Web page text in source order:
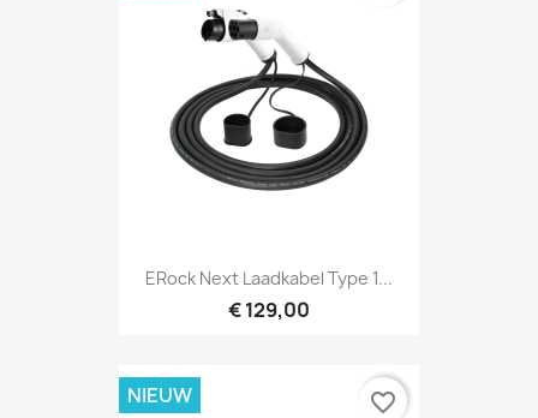
ERock Next Laadkabel Type 1...
€ 129,00
NIEUW favorite_border